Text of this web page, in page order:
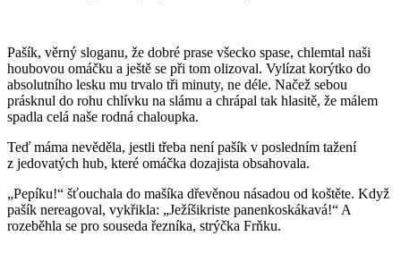
Pašík, věrný sloganu, že dobré prase všecko spase, chlemtal naši
houbovou omáčku a ještě se při tom olizoval. Vylízat korýtko do
absolutního lesku mu trvalo tři minuty, ne déle. Načež sebou
prásknul do rohu chlívku na slámu a chrápal tak hlasitě, že málem
spadla celá naše rodná chaloupka.
Teď máma nevěděla, jestli třeba není pašík v posledním tažení
z jedovatých hub, které omáčka dozajista obsahovala.
„Pepíku!“ šťouchala do mašíka dřevěnou násadou od koštěte. Když
pašík nereagoval, vykřikla: „Ježíšikriste panenkoskákavá!“ A
rozeběhla se pro souseda řezníka, strýčka Frňku.